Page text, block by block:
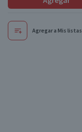
Agregar a Mis listas